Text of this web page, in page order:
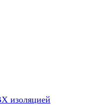
изоляцией